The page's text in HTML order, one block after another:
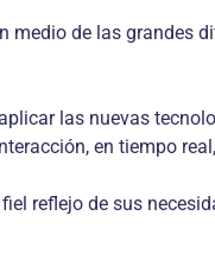
de las grandes
las nuevas
en tiempo
reflejo de sus